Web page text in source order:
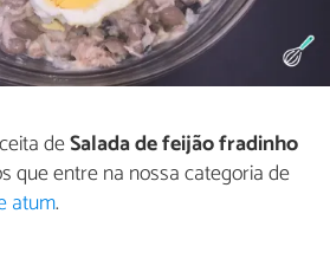
deSalada de feijão fradinho
que entre na nossa categoria de
atum.